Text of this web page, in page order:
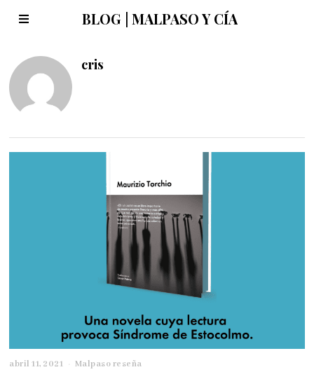
BLOG | MALPASO Y CÍA
cris
abril 11, 2021 Malpaso reseña